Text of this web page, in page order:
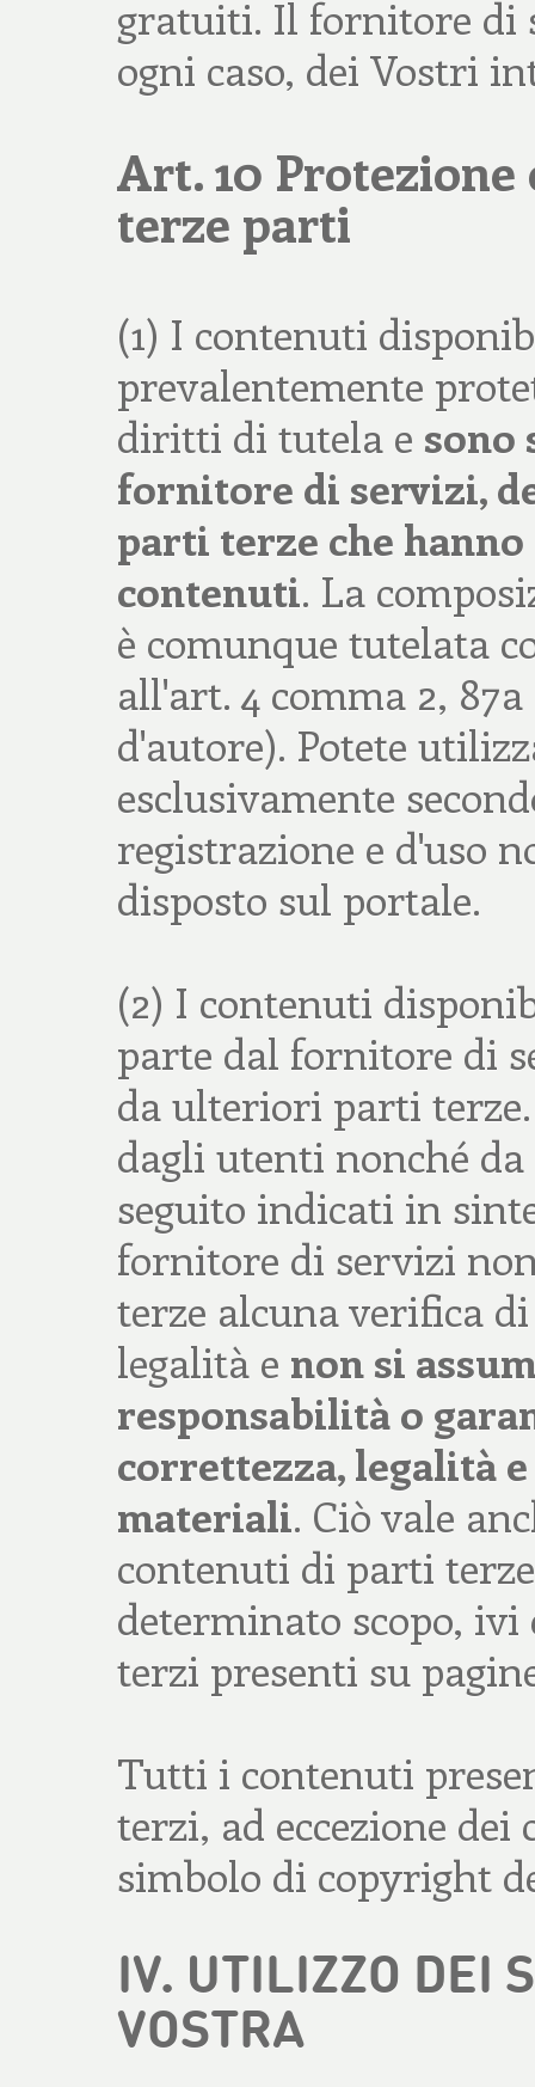
gratuiti. Il fornitore di
ogni caso, dei Vostri
Art. 10
terze parti
(1) I contenuti
prevalentemente
diritti di tutela e sono
fornitore di servizi,
parti terze che
contenuti. La
è comunque tutelata
all'art. 4 comma 2,
d'autore). Potete
esclusivamente
registrazione e d'uso
disposto sul portale.
(2) I contenuti
parte dal fornitore di
da ulteriori parti
dagli utenti nonché
seguito indicati in
fornitore di servizi
terze alcuna verifica
legalità e non si
responsabilità o
correttezza, legalità
materiali. Ciò vale
contenuti di parti
determinato scopo,
terzi presenti su
Tutti i contenuti
terzi, ad eccezione
simbolo di copyright
IV. UTILIZZO DEI
VOSTRA